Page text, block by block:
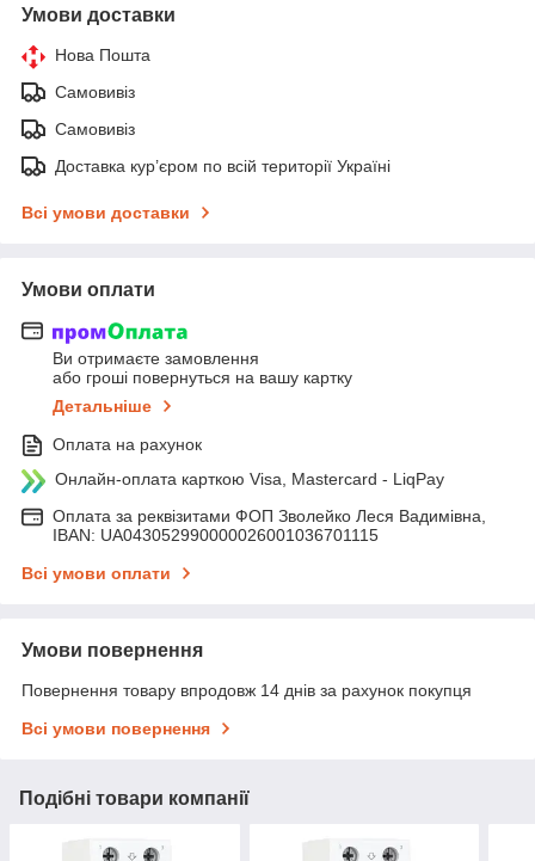
Умови доставки
Нова Пошта
Самовивіз
Самовивіз
Доставка кур’єром по всій території Україні
Всі умови доставки
Умови оплати
Ви отримаєте замовлення
або гроші повернуться на вашу картку
Детальніше
Оплата на рахунок
Онлайн-оплата карткою Visa, Mastercard - LiqPay
Оплата за реквізитами ФОП Зволейко Леся Вадимівна,
IBAN: UA043052990000026001036701115
Всі умови оплати
Умови повернення
Повернення товару впродовж 14 днів за рахунок покупця
Всі умови повернення
Подібні товари компанії